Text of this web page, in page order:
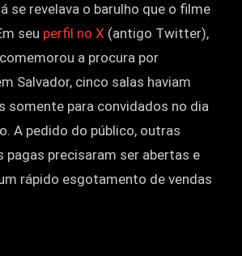
se revelava o barulho que o filme
seu perfil no X (antigo Twitter),
a procura por
Salvador, cinco salas haviam
somente para convidados no dia
A pedido do público, outras
pagas precisaram ser abertas e
rápido esgotamento de vendas